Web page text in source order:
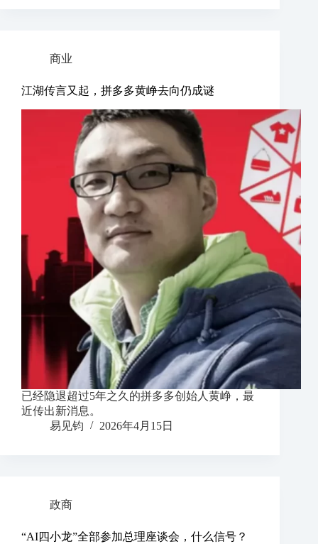
商业
江湖传言又起，拼多多黄峥去向仍成谜
已经隐退超过5年之久的拼多多创始人黄峥，最
近传出新消息。
易见钧
2026年4月15日
政商
“AI四小龙”全部参加总理座谈会，什么信号？